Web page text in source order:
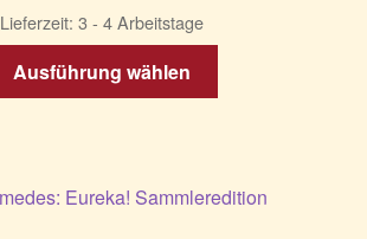
Lieferzeit: 3 - 4 Arbeitstage
Ausführung wählen
auf.